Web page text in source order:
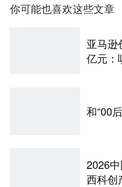
你可能也喜欢这些文章
亚马逊
亿元：
和“00
2026
西科创